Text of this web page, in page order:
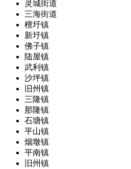
灵城街道
三海街道
檀圩镇
新圩镇
佛子镇
陆屋镇
武利镇
沙坪镇
旧州镇
三隆镇
那隆镇
石塘镇
平山镇
烟墩镇
平南镇
旧州镇